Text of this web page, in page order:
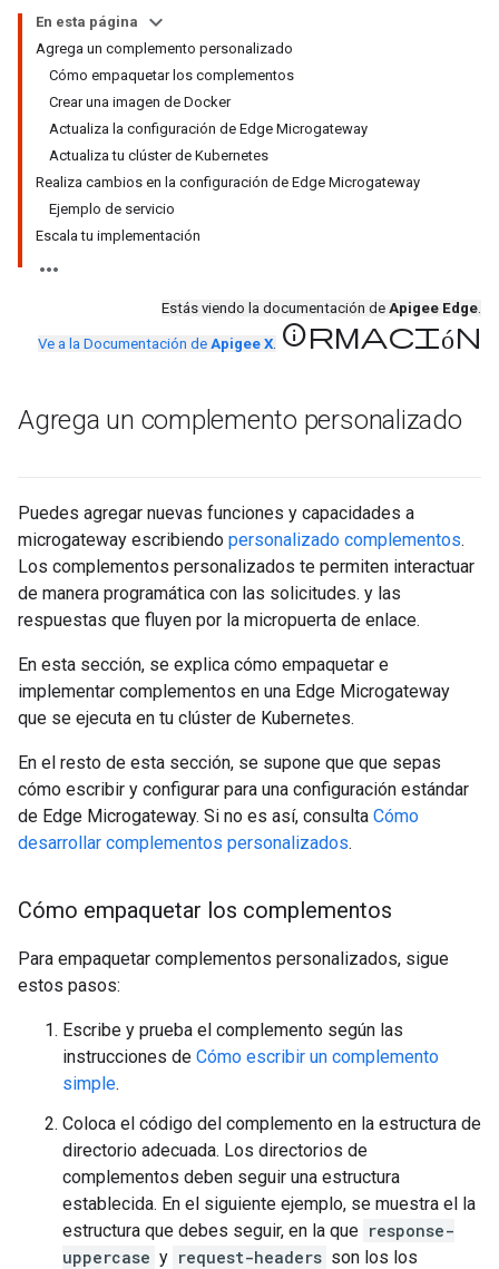
En esta página
Agrega un complemento personalizado
Cómo empaquetar los complementos
Crear una imagen de Docker
Actualiza la configuración de Edge Microgateway
Actualiza tu clúster de Kubernetes
Realiza cambios en la configuración de Edge Microgateway
Ejemplo de servicio
Escala tu implementación
Estás viendo la documentación de Apigee Edge.
Ve a la Documentación de Apigee X. información
Agrega un complemento personalizado
Puedes agregar nuevas funciones y capacidades a
microgateway escribiendo personalizado complementos.
Los complementos personalizados te permiten interactuar
de manera programática con las solicitudes. y las
respuestas que fluyen por la micropuerta de enlace.
En esta sección, se explica cómo empaquetar e
implementar complementos en una Edge Microgateway
que se ejecuta en tu clúster de Kubernetes.
En el resto de esta sección, se supone que que sepas
cómo escribir y configurar para una configuración estándar
de Edge Microgateway. Si no es así, consulta Cómo
desarrollar complementos personalizados.
Cómo empaquetar los complementos
Para empaquetar complementos personalizados, sigue
estos pasos:
Escribe y prueba el complemento según las
instrucciones de Cómo escribir un complemento
simple.
Coloca el código del complemento en la estructura de
directorio adecuada. Los directorios de
complementos deben seguir una estructura
establecida. En el siguiente ejemplo, se muestra el la
estructura que debes seguir, en la que response-
uppercase y request-headers son los los